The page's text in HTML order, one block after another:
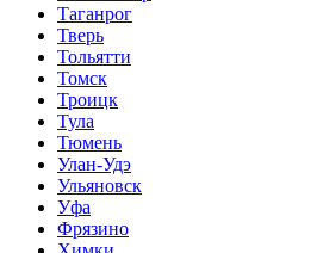
Таганрог
Тверь
Тольятти
Томск
Троицк
Тула
Тюмень
Улан-Удэ
Ульяновск
Уфа
Фрязино